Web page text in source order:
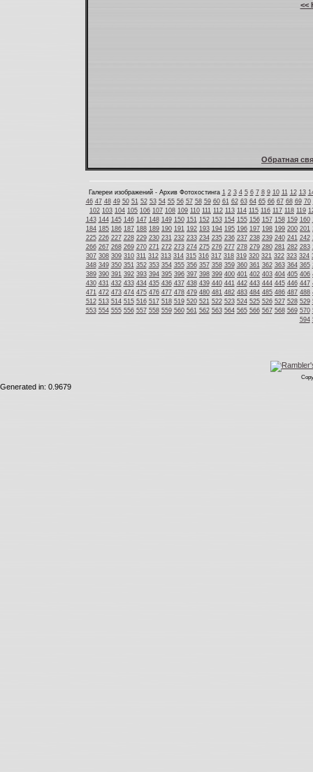
<<
Обратная
Галереи изображений - Архив Фотохостинга 1 2 3 4 5 6 7 8 9 10 11 12 13
46 47 48 49 50 51 52 53 54 55 56 57 58 59 60 61 62 63 64 65 66 67 68 69 70
102 103 104 105 106 107 108 109 110 111 112 113 114 115 116 117 118 119
143 144 145 146 147 148 149 150 151 152 153 154 155 156 157 158 159 160
184 185 186 187 188 189 190 191 192 193 194 195 196 197 198 199 200 201
225 226 227 228 229 230 231 232 233 234 235 236 237 238 239 240 241 242
266 267 268 269 270 271 272 273 274 275 276 277 278 279 280 281 282 283
307 308 309 310 311 312 313 314 315 316 317 318 319 320 321 322 323 324
348 349 350 351 352 353 354 355 356 357 358 359 360 361 362 363 364 365
389 390 391 392 393 394 395 396 397 398 399 400 401 402 403 404 405 406
430 431 432 433 434 435 436 437 438 439 440 441 442 443 444 445 446 447
471 472 473 474 475 476 477 478 479 480 481 482 483 484 485 486 487 488
512 513 514 515 516 517 518 519 520 521 522 523 524 525 526 527 528 529
553 554 555 556 557 558 559 560 561 562 563 564 565 566 567 568 569 570
594
Generated in: 0.9679